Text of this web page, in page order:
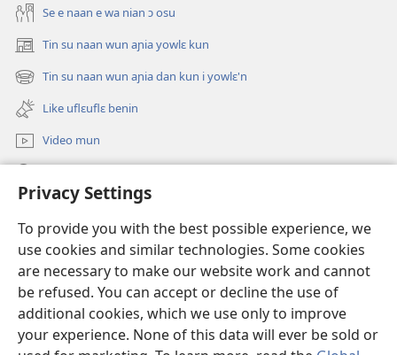
Privacy Settings
To provide you with the best possible experience, we
use cookies and similar technologies. Some cookies
are necessary to make our website work and cannot
be refused. You can accept or decline the use of
additional cookies, which we use only to improve
your experience. None of this data will ever be sold or
Se e naan e wa nian ɔ osu
Tin su naan wun aɲia yowlɛ kun
(opens
new
window)
Tin su naan wun aɲia dan kun i yowlɛ'n
(opens
new
window)
Like uflɛuflɛ benin
Video mun
(opens
window)ƐNTƐNƐTI SU FLUWA SIEWLƐ Watchtower™
(opens
new
window)JW Hub ®
(opens
new
window)